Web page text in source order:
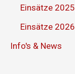
Einsätze 2025
Einsätze 2026
Info's & News